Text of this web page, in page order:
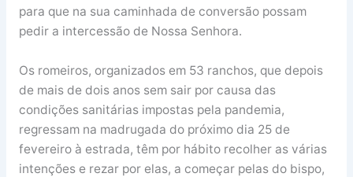
para que na sua caminhada de conversão possam
pedir a intercessão de Nossa Senhora.
Os romeiros, organizados em 53 ranchos, que depois
de mais de dois anos sem sair por causa das
condições sanitárias impostas pela pandemia,
regressam na madrugada do próximo dia 25 de
fevereiro à estrada, têm por hábito recolher as várias
intenções e rezar por elas, a começar pelas do bispo,